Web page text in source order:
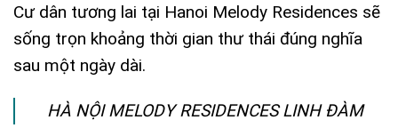
Cư dân tương lai tại Hanoi Melody Residences sẽ
sống trọn khoảng thời gian thư thái đúng nghĩa
sau một ngày dài.
HÀ NỘI MELODY RESIDENCES LINH ĐÀM